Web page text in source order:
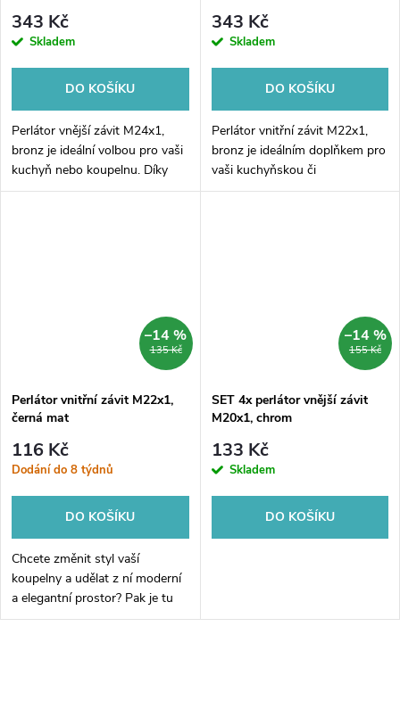
343 Kč
Skladem
DO KOŠÍKU
Perlátor vnější závit M24x1,
bronz je ideální volbou pro vaši
kuchyň nebo koupelnu. Díky
svému unikátnímu designu a
343 Kč
Skladem
DO KOŠÍKU
Perlátor vnitřní závit M22x1,
bronz je ideálním doplňkem pro
vaši kuchyňskou či
koupelnovou baterii. Jeho
135 Kč
–14 %
Perlátor vnitřní závit M22x1,
černá mat
116 Kč
Dodání do 8 týdnů
DO KOŠÍKU
Chcete změnit styl vaší
koupelny a udělat z ní moderní
a elegantní prostor? Pak je tu
pro vás skvělý doplněk -
155 Kč
–14 %
SET 4x perlátor vnější závit
M20x1, chrom
133 Kč
Skladem
DO KOŠÍKU